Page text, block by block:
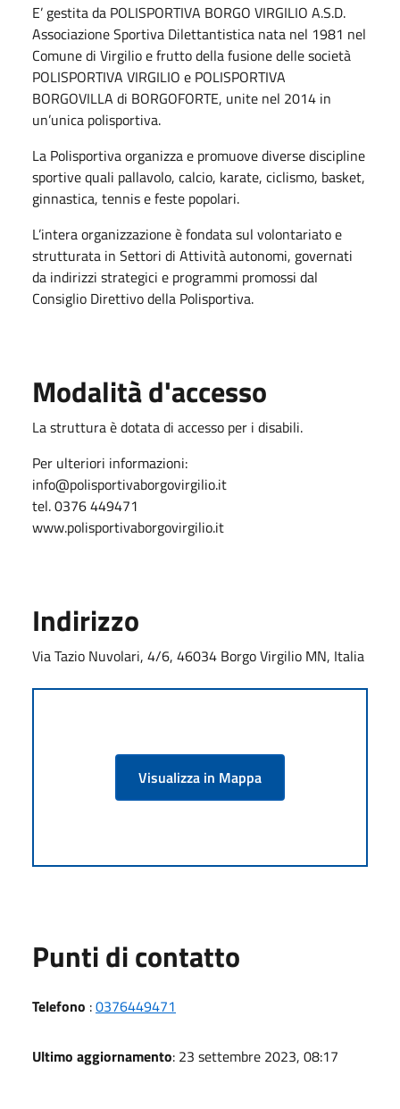
E’ gestita da POLISPORTIVA BORGO VIRGILIO A.S.D.
Associazione Sportiva Dilettantistica nata nel 1981 nel
Comune di Virgilio e frutto della fusione delle società
POLISPORTIVA VIRGILIO e POLISPORTIVA
BORGOVILLA di BORGOFORTE, unite nel 2014 in
un’unica polisportiva.
La Polisportiva organizza e promuove diverse discipline
sportive quali pallavolo, calcio, karate, ciclismo, basket,
ginnastica, tennis e feste popolari.
L’intera organizzazione è fondata sul volontariato e
strutturata in Settori di Attività autonomi, governati
da indirizzi strategici e programmi promossi dal
Consiglio Direttivo della Polisportiva.
Modalità d'accesso
La struttura è dotata di accesso per i disabili.
Per ulteriori informazioni:
info@polisportivaborgovirgilio.it
tel. 0376 449471
www.polisportivaborgovirgilio.it
Indirizzo
Via Tazio Nuvolari, 4/6, 46034 Borgo Virgilio MN, Italia
Visualizza in Mappa
Punti di contatto
Telefono :0376449471
Ultimo aggiornamento: 23 settembre 2023, 08:17